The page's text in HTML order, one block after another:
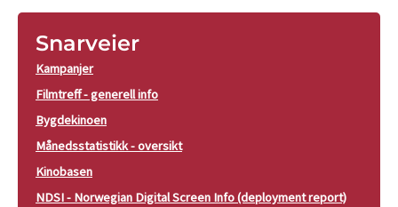
Snarveier
Kampanjer
Filmtreff - generell info
Bygdekinoen
Månedsstatistikk - oversikt
Kinobasen
NDSI - Norwegian Digital Screen Info (deployment report)